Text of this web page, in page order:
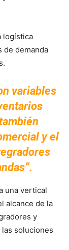
logística
de demanda
variables
y el
una vertical
alcance de la
y
soluciones